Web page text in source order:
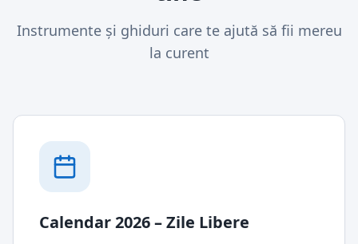
Instrumente și ghiduri care te ajută să fii mereu
la curent
Calendar 2026 – Zile Libere